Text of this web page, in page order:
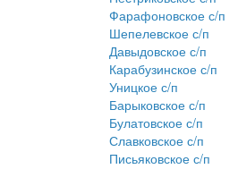
Фарафоновское с/п
Шепелевское с/п
Давыдовское с/п
Карабузинское с/п
Уницкое с/п
Барыковское с/п
Булатовское с/п
Славковское с/п
Письяковское с/п